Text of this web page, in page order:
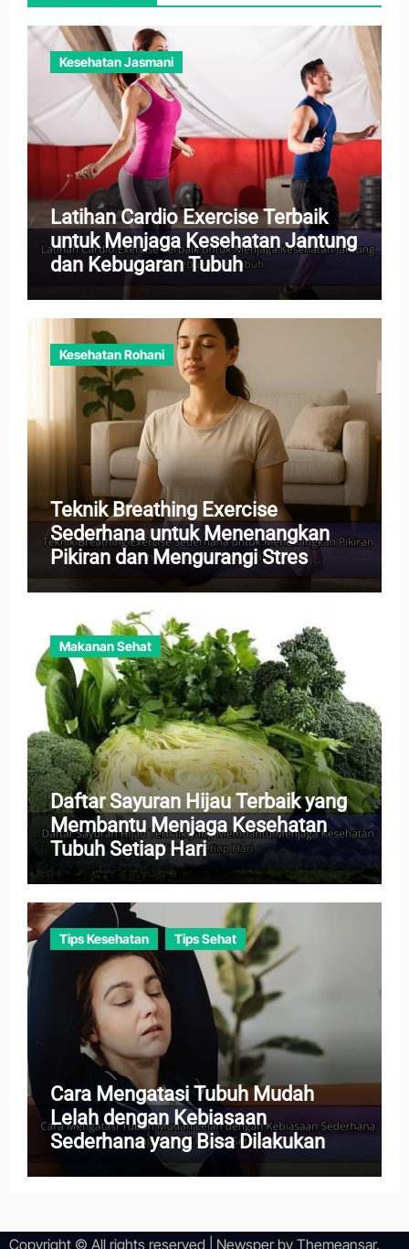
Kesehatan Jasmani
Latihan Cardio Exercise Terbaik
untuk Menjaga Kesehatan Jantung
dan Kebugaran Tubuh
Kesehatan Rohani
Teknik Breathing Exercise
Sederhana untuk Menenangkan
Pikiran dan Mengurangi Stres
Harian
Makanan Sehat
Daftar Sayuran Hijau Terbaik yang
Membantu Menjaga Kesehatan
Tubuh Setiap Hari
Tips Kesehatan Tips Sehat
Cara Mengatasi Tubuh Mudah
Lelah dengan Kebiasaan
Sederhana yang Bisa Dilakukan
Copyright © All rights reserved Newsperby Themeansar.